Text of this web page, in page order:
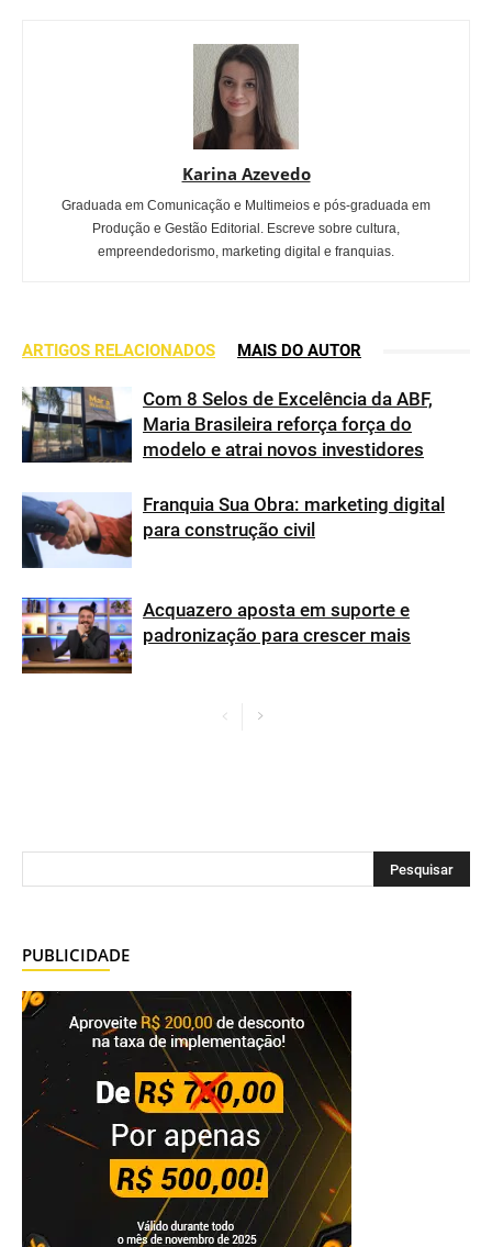
Karina Azevedo
Graduada em Comunicação e Multimeios e pós-graduada em
Produção e Gestão Editorial. Escreve sobre cultura,
empreendedorismo, marketing digital e franquias.
ARTIGOS RELACIONADOS MAIS DO AUTOR
Com 8 Selos de Excelência da ABF,
Maria Brasileira reforça força do
modelo e atrai novos investidores
Franquia Sua Obra: marketing digital
para construção civil
Acquazero aposta em suporte e
padronização para crescer mais
PUBLICIDADE